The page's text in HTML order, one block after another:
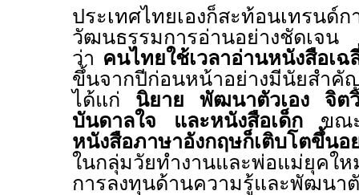
ประเทศไทยเองก็สะท้อนเทรนด์
วัฒนธรรมการอ่านอย่างชัดเจน
ว่า คนไทยใช้เวลาอ่านหนังสือเ
ขึ้นจากปีก่อนหน้าอย่างมีนัยสำ
ได้แก่ นิยาย พัฒนาตัวเอง จิต
บันดาลใจ และหนังสือเด็ก ขณะ
หนังสือภาษาอังกฤษก็เติบโตขึ้นอ
ในกลุ่มวัยทำงานและพ่อแม่ยุค
การลงทุนด้านความรู้และพัฒนาตั